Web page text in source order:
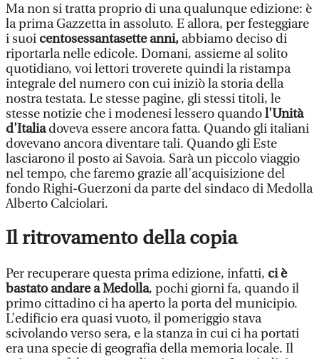
Ma non si tratta proprio di una qualunque edizione: è
la prima Gazzetta in assoluto. E allora, per festeggiare
i suoi centosessantasette anni, abbiamo deciso di
riportarla nelle edicole. Domani, assieme al solito
quotidiano, voi lettori troverete quindi la ristampa
integrale del numero con cui iniziò la storia della
nostra testata. Le stesse pagine, gli stessi titoli, le
stesse notizie che i modenesi lessero quandol'Unità
d'Italiadoveva essere ancora fatta. Quando gli italiani
dovevano ancora diventare tali. Quando gli Este
lasciarono il posto ai Savoia. Sarà un piccolo viaggio
nel tempo, che faremo grazie all’acquisizione del
fondo Righi-Guerzoni da parte del sindaco di Medolla
Alberto Calciolari.
Il ritrovamento della copia
Per recuperare questa prima edizione, infatti, ci è
bastato andare a Medolla, pochi giorni fa, quando il
primo cittadino ci ha aperto la porta del municipio.
L’edificio era quasi vuoto, il pomeriggio stava
scivolando verso sera, e la stanza in cui ci ha portati
era una specie di geografia della memoria locale. Il